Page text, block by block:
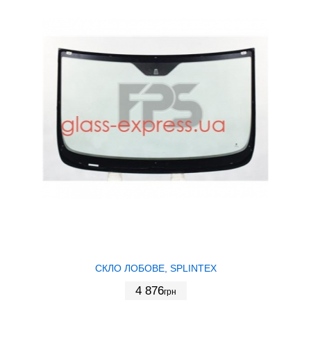
СКЛО ЛОБОВЕ, SPLINTEX
4 876грн